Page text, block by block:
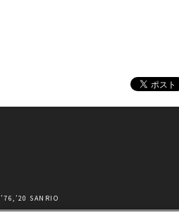
SANRIO